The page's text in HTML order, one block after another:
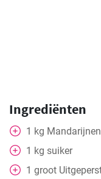
Ingrediënten
1 kg Mandarijnen
1 kg suiker
1 groot